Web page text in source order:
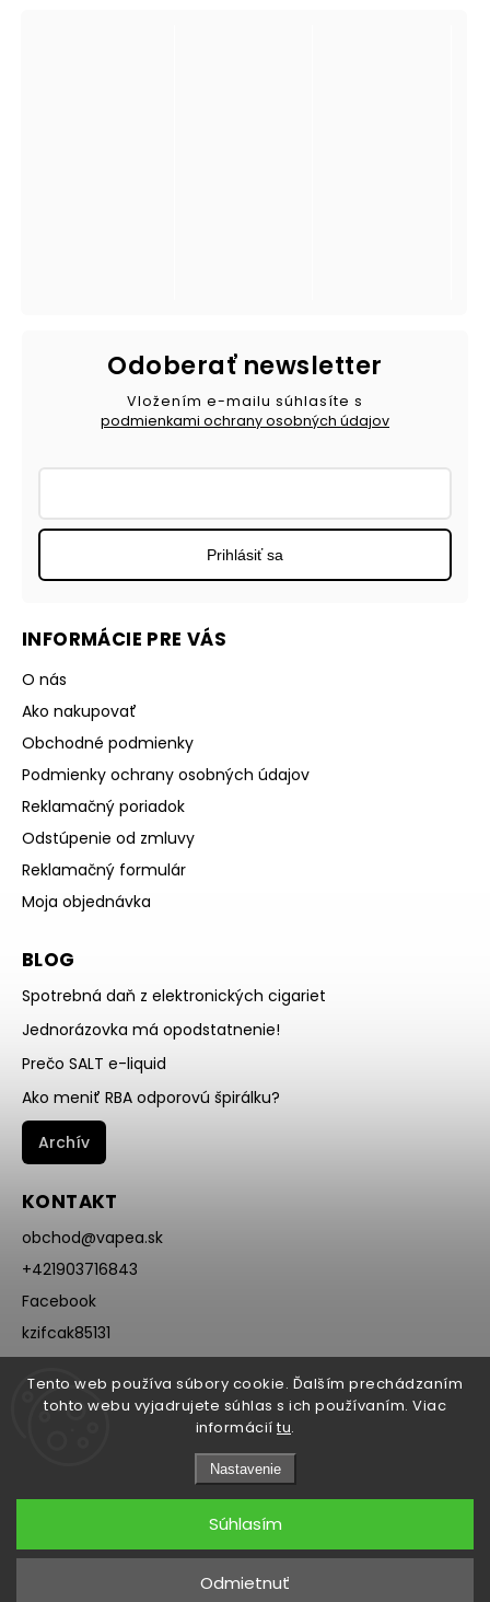
Tento web používa súbory cookie. Ďalším prechádzaním
tohto webu vyjadrujete súhlas s ich používaním. Viac
informácií tu.
Nastavenie
Odmietnuť
Súhlasím
INFORMÁCIE PRE VÁS
O nás
Ako nakupovať
Obchodné podmienky
Podmienky ochrany osobných údajov
Reklamačný poriadok
Odstúpenie od zmluvy
Reklamačný formulár
Moja objednávka
BLOG
Spotrebná daň z elektronických cigariet
Jednorázovka má opodstatnenie!
Prečo SALT e-liquid
Ako meniť RBA odporovú špirálku?
Archív
KONTAKT
obchod@vapea.sk
+421903716843
Facebook
kzifcak85131
@vapea.slovensko
Odoberať newsletter
Vložením e-mailu súhlasíte s
podmienkami ochrany osobných údajov
Prihlásiť sa
Copyright 2026VAPEA.sk. Všetky práva vyhradené.
Grafický návrh vytvořil a nakódoval